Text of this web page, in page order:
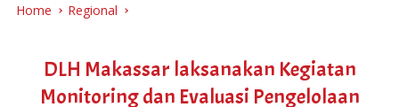
Home Regional
DLH Makassar laksanakan Kegiatan
Monitoring dan Evaluasi Pengelolaan